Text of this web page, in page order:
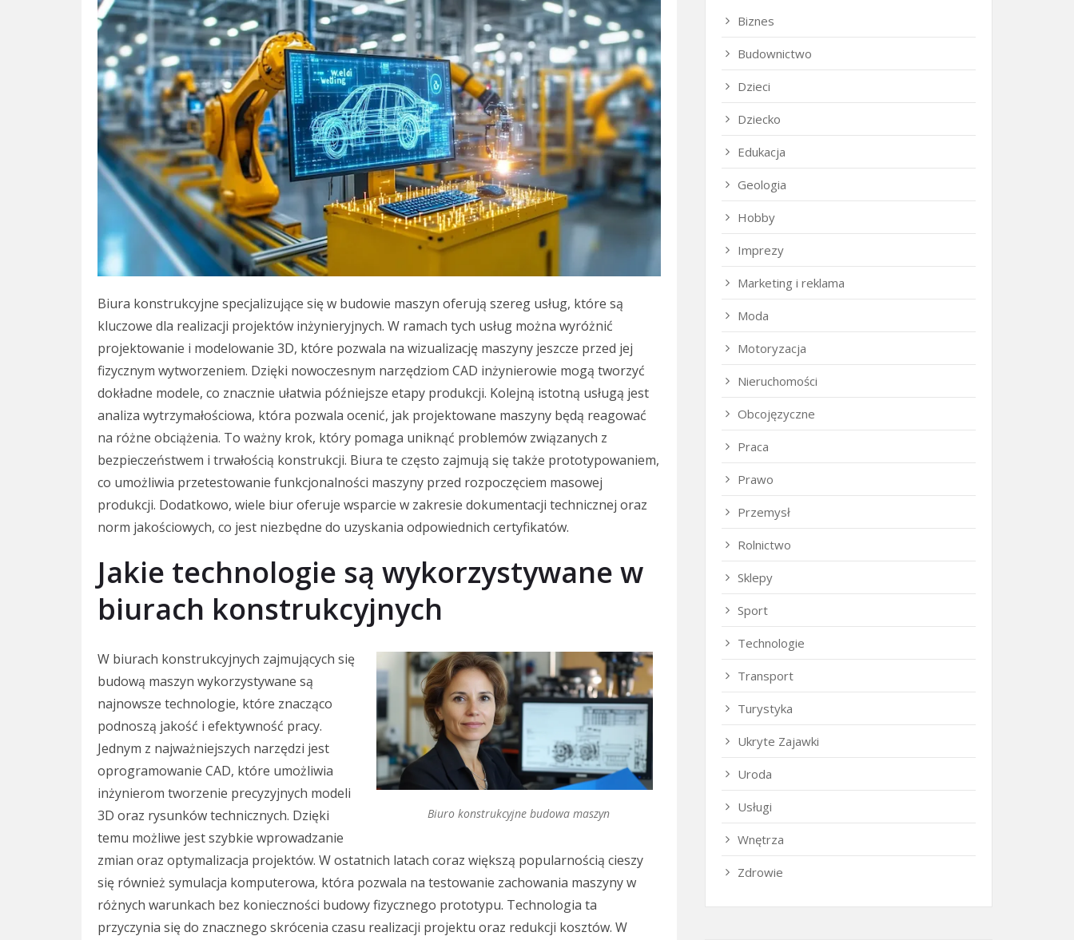
Biura konstrukcyjne specjalizujące się w budowie maszyn oferują szereg usług, które są
kluczowe dla realizacji projektów inżynieryjnych. W ramach tych usług można wyróżnić
projektowanie i modelowanie 3D, które pozwala na wizualizację maszyny jeszcze przed jej
fizycznym wytworzeniem. Dzięki nowoczesnym narzędziom CAD inżynierowie mogą tworzyć
dokładne modele, co znacznie ułatwia późniejsze etapy produkcji. Kolejną istotną usługą jest
analiza wytrzymałościowa, która pozwala ocenić, jak projektowane maszyny będą reagować
na różne obciążenia. To ważny krok, który pomaga uniknąć problemów związanych z
bezpieczeństwem i trwałością konstrukcji. Biura te często zajmują się także prototypowaniem,
co umożliwia przetestowanie funkcjonalności maszyny przed rozpoczęciem masowej
produkcji. Dodatkowo, wiele biur oferuje wsparcie w zakresie dokumentacji technicznej oraz
norm jakościowych, co jest niezbędne do uzyskania odpowiednich certyfikatów.
Jakie technologie są wykorzystywane w
biurach konstrukcyjnych
Biuro konstrukcyjne budowa maszyn
W biurach konstrukcyjnych zajmujących się
budową maszyn wykorzystywane są
najnowsze technologie, które znacząco
podnoszą jakość i efektywność pracy.
Jednym z najważniejszych narzędzi jest
oprogramowanie CAD, które umożliwia
inżynierom tworzenie precyzyjnych modeli
3D oraz rysunków technicznych. Dzięki
temu możliwe jest szybkie wprowadzanie
zmian oraz optymalizacja projektów. W ostatnich latach coraz większą popularnością cieszy
się również symulacja komputerowa, która pozwala na testowanie zachowania maszyny w
różnych warunkach bez konieczności budowy fizycznego prototypu. Technologia ta
przyczynia się do znacznego skrócenia czasu realizacji projektu oraz redukcji kosztów. W
Biznes
Budownictwo
Dzieci
Dziecko
Edukacja
Geologia
Hobby
Imprezy
Marketing i reklama
Moda
Motoryzacja
Nieruchomości
Obcojęzyczne
Praca
Prawo
Przemysł
Rolnictwo
Sklepy
Sport
Technologie
Transport
Turystyka
Ukryte Zajawki
Uroda
Usługi
Wnętrza
Zdrowie